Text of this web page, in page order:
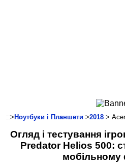
Смартфони
Комунікації
Програмне
::> Ноутбуки і Планшети >2018 >
Огляд і тестування
Predator Helios 500:
мобільному